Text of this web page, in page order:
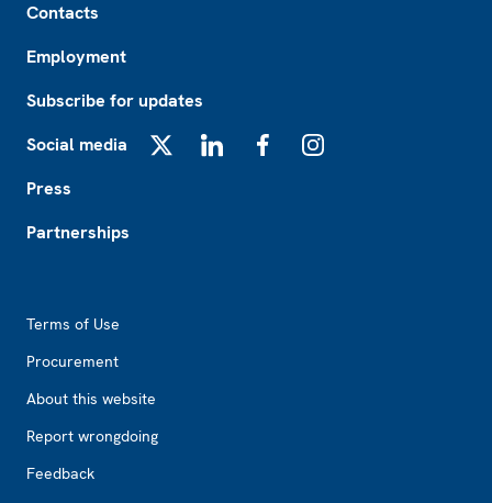
Contacts
Employment
Subscribe for updates
Social media
Press
Partnerships
Terms of Use
Procurement
About this website
Report wrongdoing
Feedback